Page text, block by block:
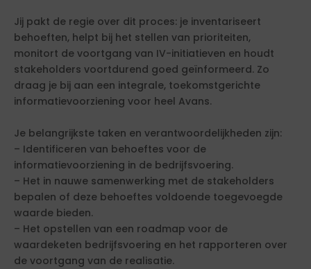
Jij pakt de regie over dit proces: je inventariseert
behoeften, helpt bij het stellen van prioriteiten,
monitort de voortgang van IV-initiatieven en houdt
stakeholders voortdurend goed geïnformeerd. Zo
draag je bij aan een integrale, toekomstgerichte
informatievoorziening voor heel Avans.
Je belangrijkste taken en verantwoordelijkheden zijn:
– Identificeren van behoeftes voor de
informatievoorziening in de bedrijfsvoering.
– Het in nauwe samenwerking met de stakeholders
bepalen of deze behoeftes voldoende toegevoegde
waarde bieden.
– Het opstellen van een roadmap voor de
waardeketen bedrijfsvoering en het rapporteren over
de voortgang van de realisatie.